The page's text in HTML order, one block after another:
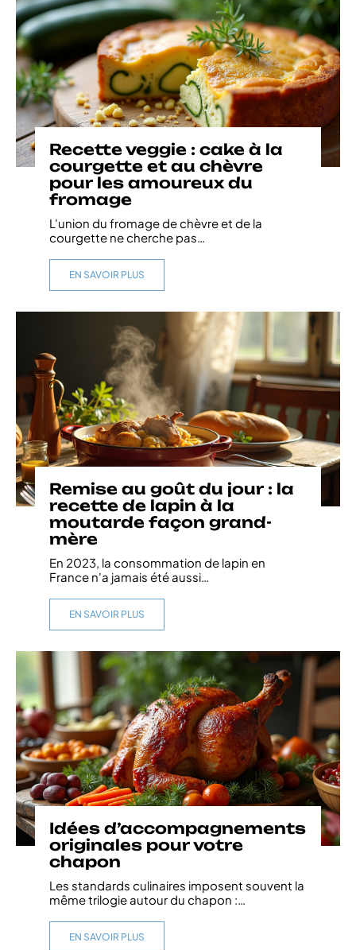
Recette veggie : cake à la
courgette et au chèvre
pour les amoureux du
fromage
L'union du fromage de chèvre et de la
courgette ne cherche pas…
EN SAVOIR PLUS
Remise au goût du jour : la
recette de lapin à la
moutarde façon grand-
mère
En 2023, la consommation de lapin en
France n'a jamais été aussi
EN SAVOIR PLUS
Idées d’accompagnements
originales pour votre
chapon
Les standards culinaires imposent souvent la
même trilogie autour du chapon :
EN SAVOIR PLUS